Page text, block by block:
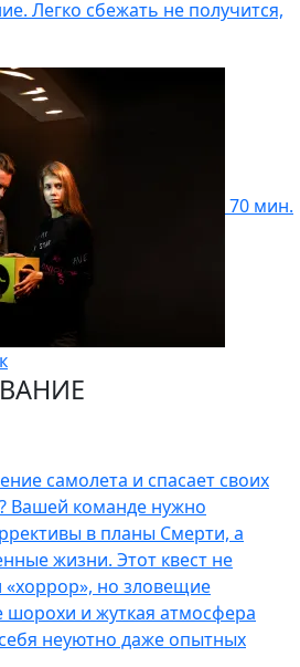
Легко сбежать не получится,
70 мин.
самолета и спасает своих
Вашей команде нужно
в планы Смерти, а
жизни. Этот квест не
«хоррор», но зловещие
и жуткая атмосфера
неуютно даже опытных